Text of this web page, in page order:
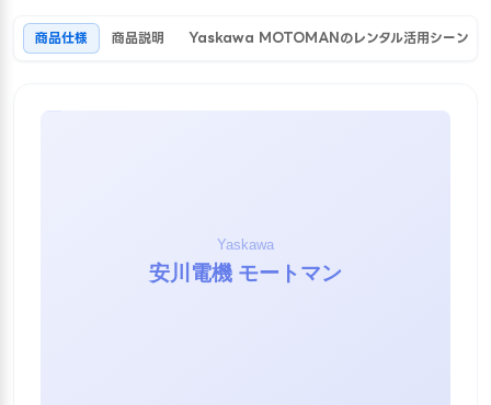
商品仕様 商品説明 Yaskawa MOTOMANのレンタル活用シーン